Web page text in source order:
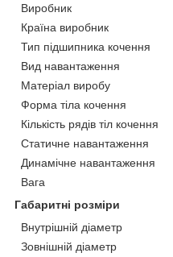
Виробник
Країна виробник
Тип підшипника кочення
Вид навантаження
Матеріал виробу
Форма тіла кочення
Кількість рядів тіл кочення
Статичне навантаження
Динамічне навантаження
Вага
Габаритні розміри
Внутрішній діаметр
Зовнішній діаметр